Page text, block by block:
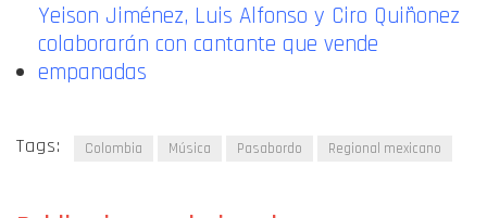
Yeison Jiménez, Luis Alfonso y Ciro Quiñonez
colaborarán con cantante que vende
empanadas
Tags: Colombia Música Pasabordo Regional mexicano